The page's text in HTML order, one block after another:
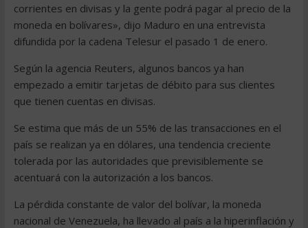
corrientes en divisas y la gente podrá pagar al precio de la
moneda en bolívares», dijo Maduro en una entrevista
difundida por la cadena Telesur el pasado 1 de enero.
Según la agencia Reuters, algunos bancos ya han
empezado a emitir tarjetas de débito para sus clientes
que tienen cuentas en divisas.
Se estima que más de un 55% de las transacciones en el
país se realizan ya en dólares, una tendencia creciente
tolerada por las autoridades que previsiblemente se
acentuará con la autorización a los bancos.
La pérdida constante de valor del bolívar, la moneda
nacional de Venezuela, ha llevado al país a la hiperinflación y